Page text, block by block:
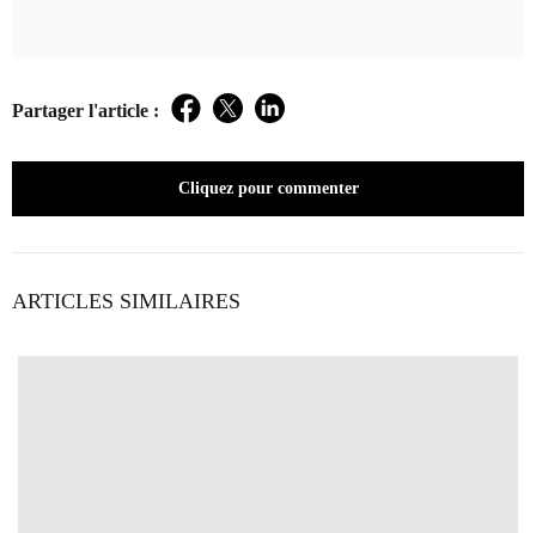
Partager l'article : Facebook
TwitterLinkedIn
Cliquez pour commenter
ARTICLES SIMILAIRES